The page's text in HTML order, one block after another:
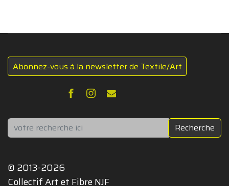
Abonnez-vous à la newsletter de Textile/Art
Rechercher Recherche
© 2013-2026
Collectif Art et Fibre NJF